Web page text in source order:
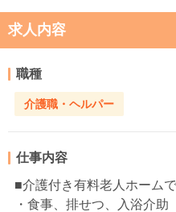
求人内容
職種
介護職・ヘルパー
仕事内容
■介護付き有料老人ホーム
・食事、排せつ、入浴介助